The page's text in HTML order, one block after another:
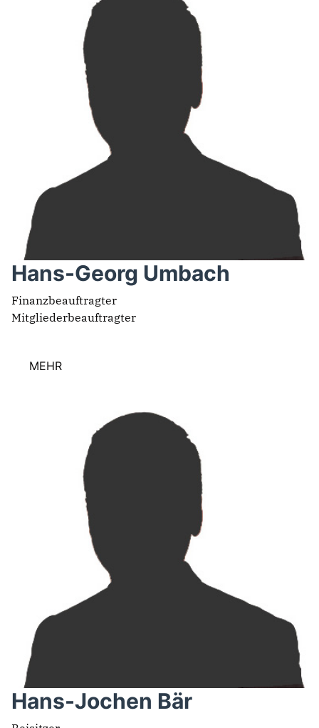
Hans-Georg Umbach
Finanzbeauftragter
Mitgliederbeauftragter
MEHR
Hans-Jochen Bär